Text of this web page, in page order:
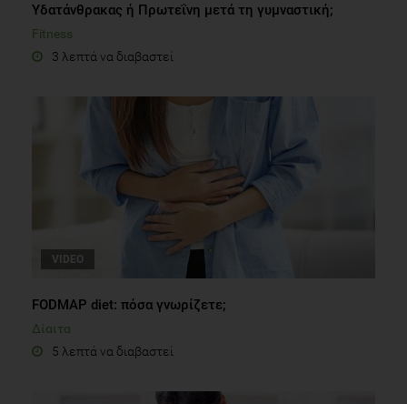
Υδατάνθρακας ή Πρωτεΐνη μετά τη γυμναστική;
Fitness
3 λεπτά να διαβαστεί
VIDEO
FODMAP diet: πόσα γνωρίζετε;
Δίαιτα
5 λεπτά να διαβαστεί